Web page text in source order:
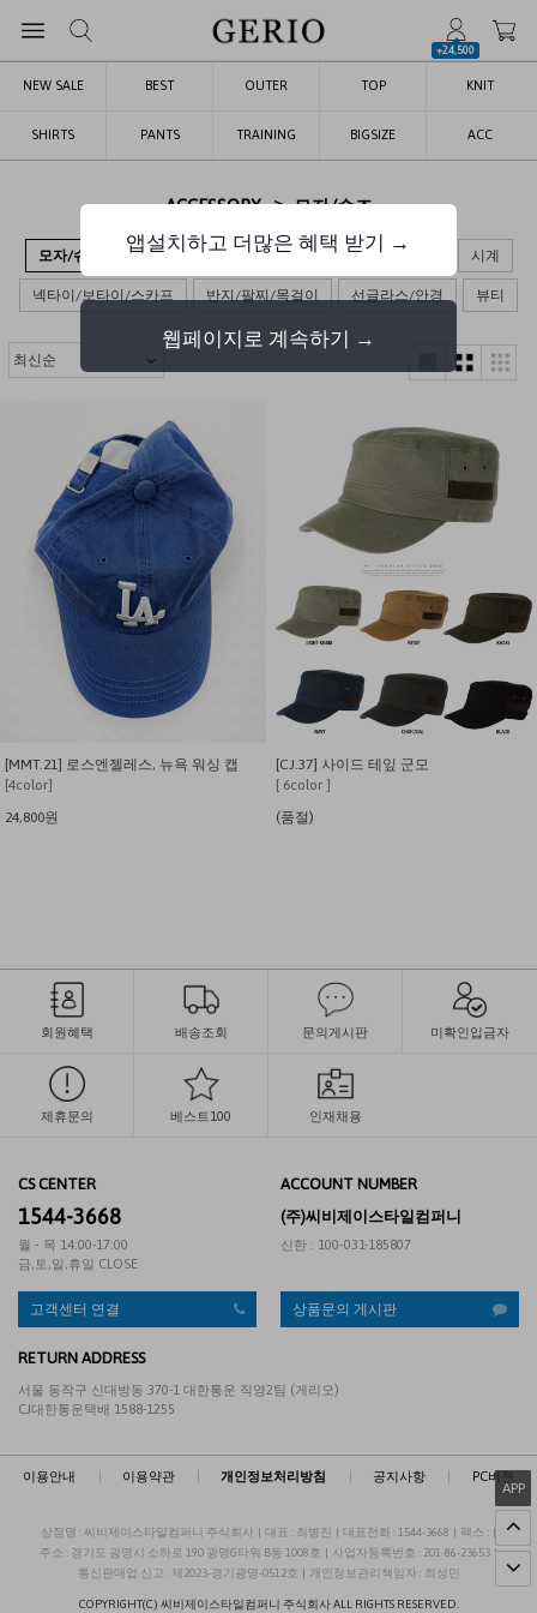
+24,500
NEW SALE BEST OUTER TOP KNIT
SHIRTS PANTS TRAINING BIGSIZE ACC
APP
ACCESSORY > 모자/슈즈
모자/슈즈 가방 장갑/목도리/양말 벨트/지갑/키링 시계
넥타이/보타이/스카프 반지/팔찌/목걸이 선글라스/안경 뷰티
[MMT.21] 로스엔젤레스, 뉴욕 워싱 캡
[4color]
24,800원
[CJ.37] 사이드 테잎 군모
[ 6color ]
(품절)
회원혜택 배송조회 문의게시판 미확인입금자
제휴문의 베스트100 인재채용
CS CENTER
1544-3668
월 - 목 14:00-17:00
금,토,일,휴일 CLOSE
ACCOUNT NUMBER
(주)씨비제이스타일컴퍼니
신한 : 100-031-185807
고객센터 연결 상품문의 게시판
RETURN ADDRESS
서울 동작구 신대방동 370-1 대한통운 직영2팀 (게리오)
CJ대한통운택배 1588-1255
이용안내 이용약관 개인정보처리방침 공지사항 PC버젼
상점명 : 씨비제이스타일컴퍼니 주식회사 | 대표 : 최병진 | 대표전화 : 1544-3668 | 팩스 :
|
주소 : 경기도 광명시 소하로 190 광명G타워 B동 1008호 | 사업자등록번호 : 201-86-23653 |
통신판매업 신고 : 제2023-경기광명-0512호 | 개인정보관리책임자 : 최성민
COPYRIGHT(C) 씨비제이스타일컴퍼니 주식회사ALL RIGHTS RESERVED.
앱설치하고 더많은 혜택 받기 →
웹페이지로 계속하기 →